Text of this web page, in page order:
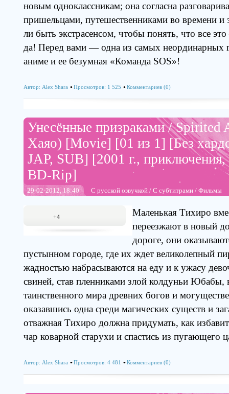
новым одноклассникам; она согласна
пришельцами, путешественниками во времени и
ли быть экстрасенсом, чтобы понять, что все
да! Перед вами — одна из самых неординарных
аниме и ее безумная «Команда SOS»!
Автор: Alex Shara Просмотров: 1 525 Комментариев (0)
Унесённые призраками / Spirited
Хаяо) [Movie] [01 из 1] [Без
JAP, SUB] [2001 г., приключения,
BD-Rip]
29-02-2012, 18:40 С русской озвучкой / С субтитрами / Фильмы
+4
Маленькая Тихиро
переезжают в новый
дороге, они
пустынном городе, где их ждет великолепный
жадностью набрасываются на еду и к ужасу
свиней, став пленниками злой колдуньи Юбабы,
таинственного мира древних богов и
оказавшись одна среди магических существ и
отважная Тихиро должна придумать, как
чар коварной старухи и спастись из пугающего
Автор: Alex Shara Просмотров: 4 481 Комментариев (0)